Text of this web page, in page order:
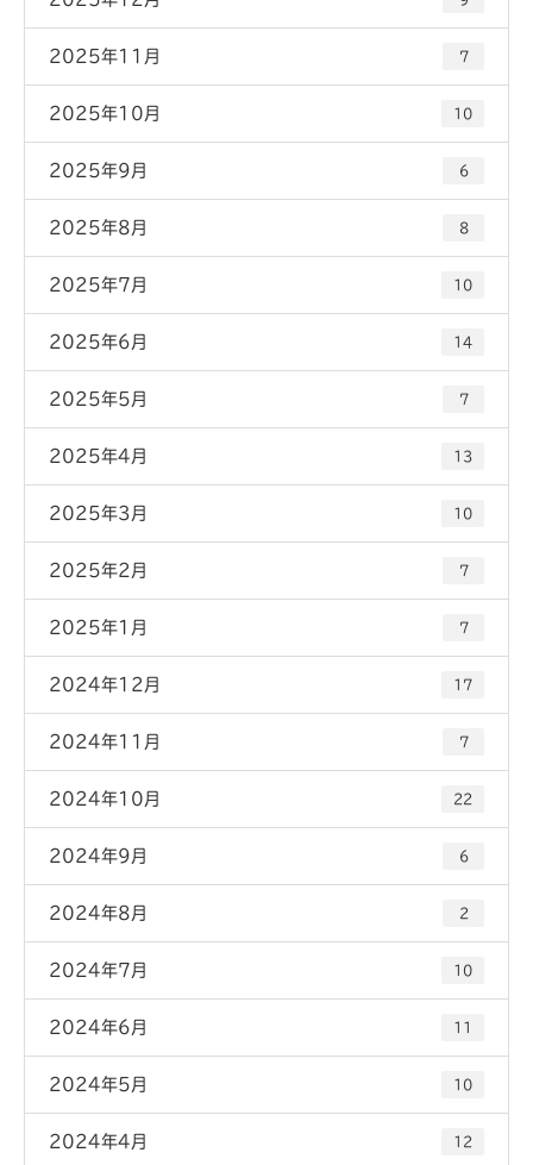
2025年11月 7
2025年10月 10
2025年9月 6
2025年8月 8
2025年7月 10
2025年6月 14
2025年5月 7
2025年4月 13
2025年3月 10
2025年2月 7
2025年1月 7
2024年12月 17
2024年11月 7
2024年10月 22
2024年9月 6
2024年8月 2
2024年7月 10
2024年6月 11
2024年5月 10
2024年4月 12